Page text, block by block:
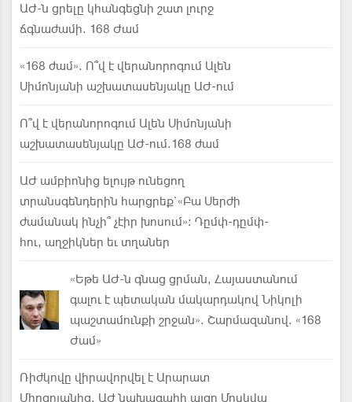
ԱԺ-ն ցրելը կհանգեցնի շատ լուրջ
ճգնաժամի. 168 Ժամ
«168 ժամ». Ո՞վ է վերանորոգում Ալեն
Սիմոնյանի աշխատասենյակը ԱԺ-ում
Ո՞վ է վերանորոգում Ալեն Սիմոնյանի
աշխատասենյակը ԱԺ-ում.168 ժամ
ԱԺ ամբիոնից ելույթ ունեցող
տրանսգենդերին հարցրեք`«Բա Սերժի
ժամանակ ինչի՞ չէիր խոսում»: Դըմփ-դըմփ-
հու, աղջիկներ եւ տղաներ
«Եթե ԱԺ-ն գնաց ցրման, Հայաստանում
գալու է պետական մակարդակով Նիկոլի
պաշտամունքի շրջան». Շարմազանով. «168
Ժամ»
Ռիժկովը վիրավորվել է Արարատ
Միրզոյանից. ԱԺ նախագահի այցը Մոսկվա